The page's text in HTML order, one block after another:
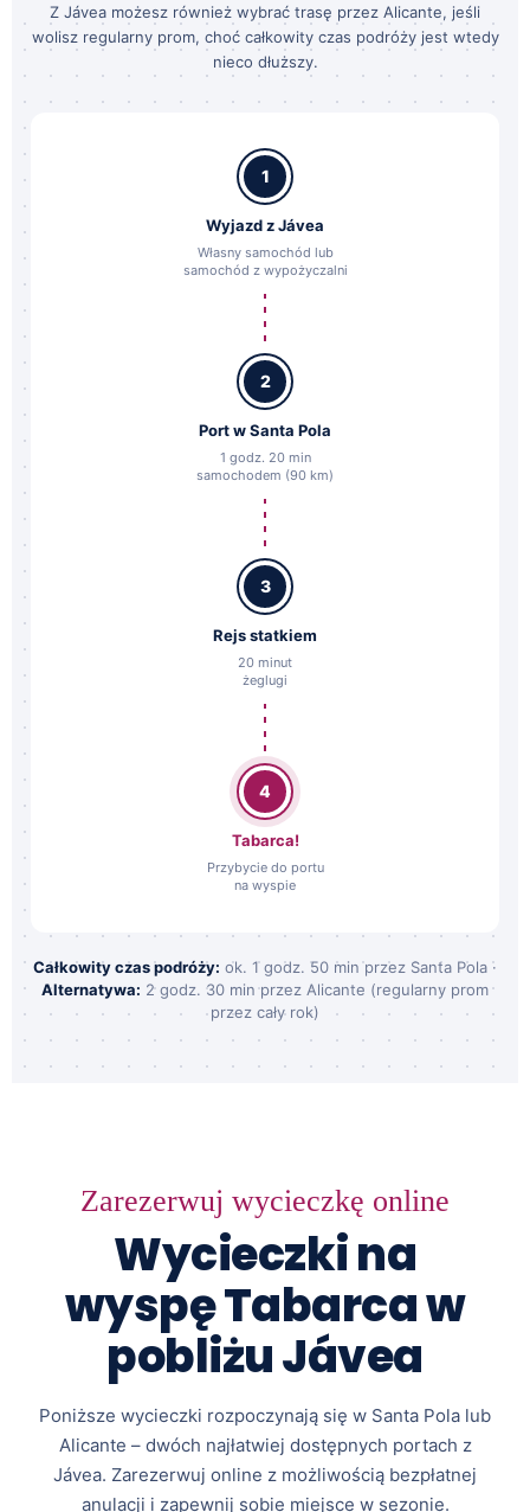
Z Jávea możesz również wybrać trasę przez Alicante, jeśli
wolisz regularny prom, choć całkowity czas podróży jest wtedy
nieco dłuższy.
1
Wyjazd z Jávea
Własny samochód lub
samochód z wypożyczalni
2
Port w Santa Pola
1 godz. 20 min
samochodem (90 km)
3
Rejs statkiem
20 minut
żeglugi
4
Tabarca!
Przybycie do portu
na wyspie
Całkowity czas podróży: ok. 1 godz. 50 min przez Santa Pola ·
Alternatywa: 2 godz. 30 min przez Alicante (regularny prom
przez cały rok)
Zarezerwuj wycieczkę online
Wycieczki na
wyspę Tabarca w
pobliżu Jávea
Poniższe wycieczki rozpoczynają się w Santa Pola lub
Alicante – dwóch najłatwiej dostępnych portach z
Jávea. Zarezerwuj online z możliwością bezpłatnej
anulacji i zapewnij sobie miejsce w sezonie.